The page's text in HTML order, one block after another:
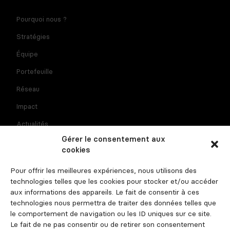
Gérer le consentement aux
cookies
Pour offrir les meilleures expériences, nous utilisons des
technologies telles que les cookies pour stocker et/ou accéder
aux informations des appareils. Le fait de consentir à ces
technologies nous permettra de traiter des données telles que
le comportement de navigation ou les ID uniques sur ce site.
Le fait de ne pas consentir ou de retirer son consentement
Notre newsletter est réservée aux dirigeants et
adresse e-mail vous consentez à recevoir la newsletter par
données à caractère personnel et sur vos droits, consultez
Pourquoi nous ?
Stratégies
Équipe
Portefeuille
Réseau
Impact
Actualités
Suivez-nous